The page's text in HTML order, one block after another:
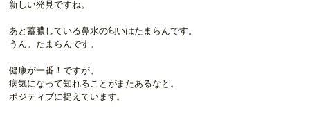
新しい発見ですね。
あと蓄膿している鼻水の匂いはたまらんです。
うん。たまらんです。
健康が一番！ですが、
病気になって知れることがまたあるなと。
ポジティブに捉えています。